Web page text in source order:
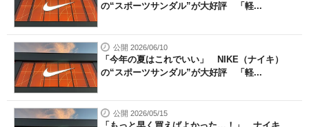
の“スポーツサンダル”が大好評 「軽...
公開 2026/06/10
「今年の夏はこれでいい」 NIKE（ナイキ）
の“スポーツサンダル”が大好評 「軽...
公開 2026/05/15